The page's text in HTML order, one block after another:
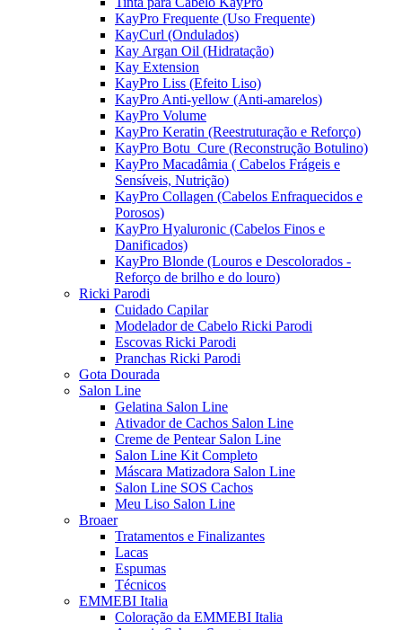
KayPro Frequente (Uso Frequente)
KayCurl (Ondulados)
Kay Argan Oil (Hidratação)
Kay Extension
KayPro Liss (Efeito Liso)
KayPro Anti-yellow (Anti-amarelos)
KayPro Volume
KayPro Keratin (Reestruturação e Reforço)
KayPro Botu_Cure (Reconstrução Botulino)
KayPro Macadâmia ( Cabelos Frágeis e
Sensíveis, Nutrição)
KayPro Collagen (Cabelos Enfraquecidos e
Porosos)
KayPro Hyaluronic (Cabelos Finos e
Danificados)
KayPro Blonde (Louros e Descolorados -
Reforço de brilho e do louro)
Ricki Parodi
Cuidado Capilar
Modelador de Cabelo Ricki Parodi
Escovas Ricki Parodi
Pranchas Ricki Parodi
Gota Dourada
Salon Line
Gelatina Salon Line
Ativador de Cachos Salon Line
Creme de Pentear Salon Line
Salon Line Kit Completo
Máscara Matizadora Salon Line
Salon Line SOS Cachos
Meu Liso Salon Line
Broaer
Tratamentos e Finalizantes
Lacas
Espumas
Técnicos
EMMEBI Italia
Coloração da EMMEBI Italia